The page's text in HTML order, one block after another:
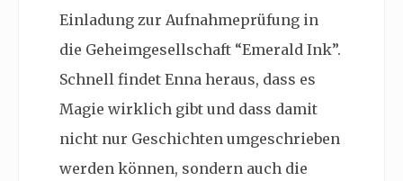
Einladung zur Aufnahmeprüfung in
die Geheimgesellschaft “Emerald Ink”.
Schnell findet Enna heraus, dass es
Magie wirklich gibt und dass damit
nicht nur Geschichten umgeschrieben
werden können, sondern auch die